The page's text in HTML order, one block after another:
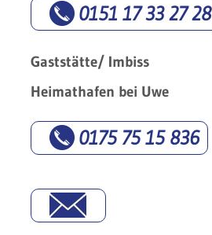
0151 17 33 27 28
Gaststätte/ Imbiss
Heimathafen bei Uwe
0175 75 15 836